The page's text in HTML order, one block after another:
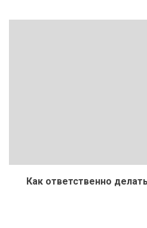
Как ответственно